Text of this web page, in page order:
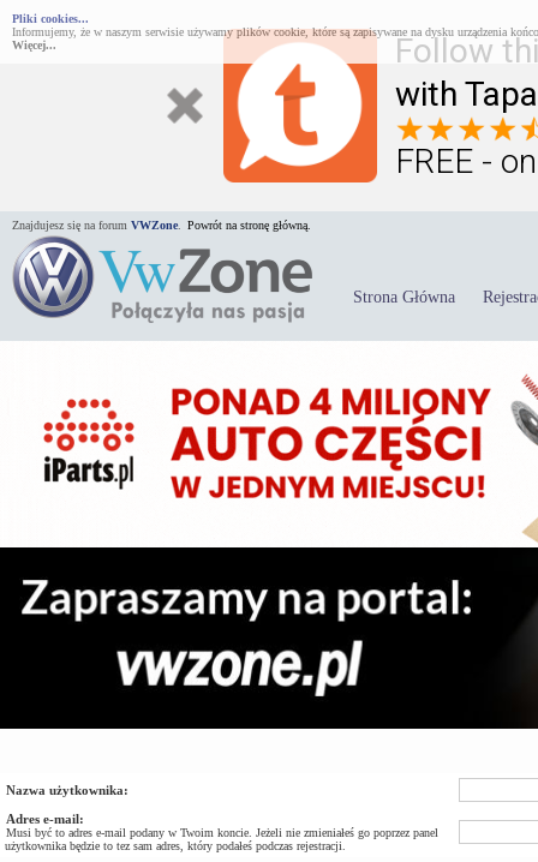
Follow
with
FREE -
Pliki cookies...
Informujemy, że w naszym serwisie używamy plików cookie, które są zapisywane na dysku urządzenia
Więcej...
Znajdujesz się na forum VWZone Powrót na stronę główną.
Strona Główna
Nazwa użytkownika:
Adres e-mail:
Musi być to adres e-mail podany w Twoim koncie. Jeżeli nie zmieniałeś go poprzez panel
użytkownika będzie to tez sam adres, który podałeś podczas rejestracji.